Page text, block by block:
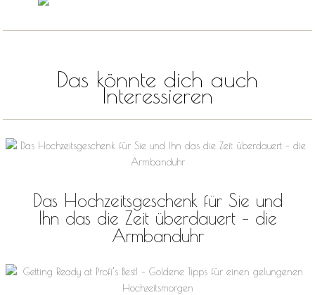
Das könnte dich auch
Interessieren
Das Hochzeitsgeschenk für Sie und
Ihn das die Zeit überdauert – die
Armbanduhr